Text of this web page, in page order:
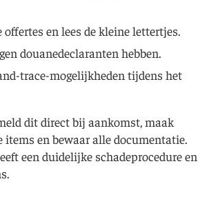
offertes en lees de kleine lettertjes.
douanedeclaranten hebben.
trace-mogelijkheden tijdens het
dit direct bij aankomst, maak
items en bewaar alle documentatie.
een duidelijke schadeprocedure en